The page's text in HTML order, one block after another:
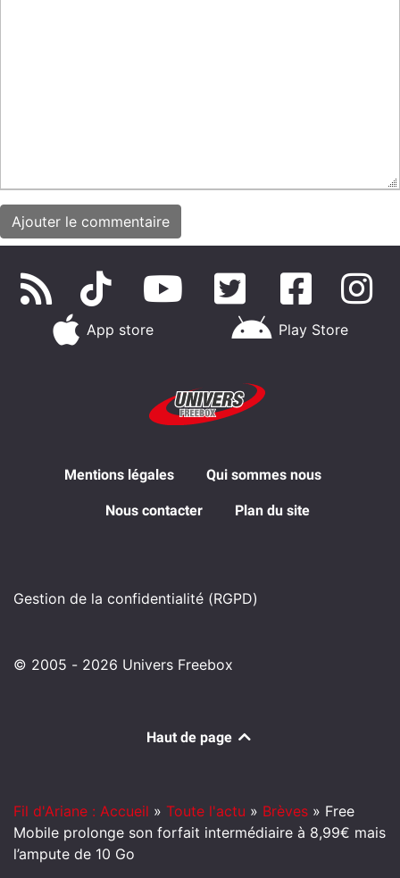
App store Play Store
Mentions légales Qui sommes nous
Nous contacter Plan du site
Gestion de la confidentialité (RGPD)
© 2005 - 2026 Univers Freebox
Haut de page
Fil d'Ariane : Accueil » Toute l'actu » Brèves » Free
Mobile prolonge son forfait intermédiaire à 8,99€ mais
l’ampute de 10 Go